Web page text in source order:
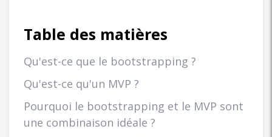
Table des matières
Qu'est-ce que le bootstrapping ?
Qu'est-ce qu'un MVP ?
Pourquoi le bootstrapping et le MVP sont
une combinaison idéale ?